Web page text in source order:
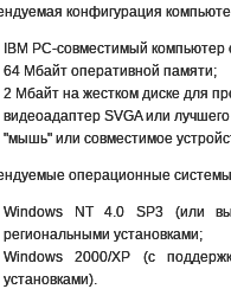
конфигурация
IBM PC-совместимый
64 Мбайт оперативной памяти;
2 Мбайт на жестком диске для
видеоадаптер SVGA или
"мышь" или совместимое
операционные
Windows NT 4.0 SP3 (или
региональными установками;
Windows 2000/XP (с
установками).